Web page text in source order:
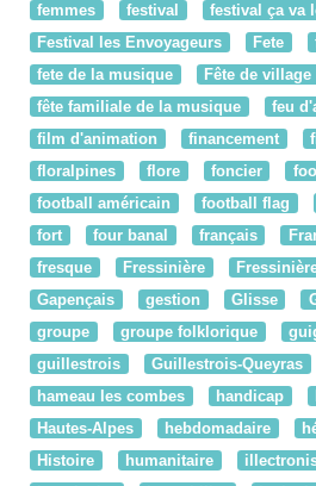
femmes festival
festival ça va
Festival les Envoyageurs
Fete
fete de la musique
Fête de village
fête familiale de la musique
feu
film d'animation
financement
floralpines
flore foncier
football américain
football flag
fort
four banal français
fresque
Fressinière
Gapençais
gestion Glisse
groupe
groupe folklorique
guillestrois
Guillestrois-Queyras
hameau les combes
handicap
Hautes-Alpes
hebdomadaire
Histoire
humanitaire